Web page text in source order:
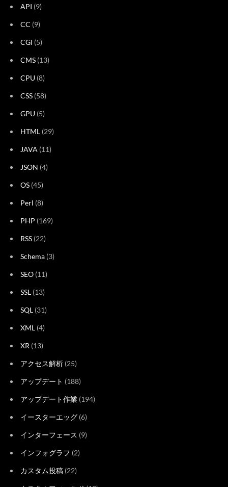
API (9)
CC (9)
CGI (5)
CMS (13)
CPU (8)
CSS (58)
GPU (5)
HTML (29)
JAVA (11)
JSON (4)
OS (45)
Perl (8)
PHP (169)
RSS (22)
Schema (3)
SEO (11)
SSL (13)
SQL (31)
XML (4)
XR (13)
アクセス解析 (25)
アップデート (188)
アップデート作業 (194)
イースターエッグ (6)
インターフェース (9)
インフォグラフ (2)
カスタム投稿 (22)